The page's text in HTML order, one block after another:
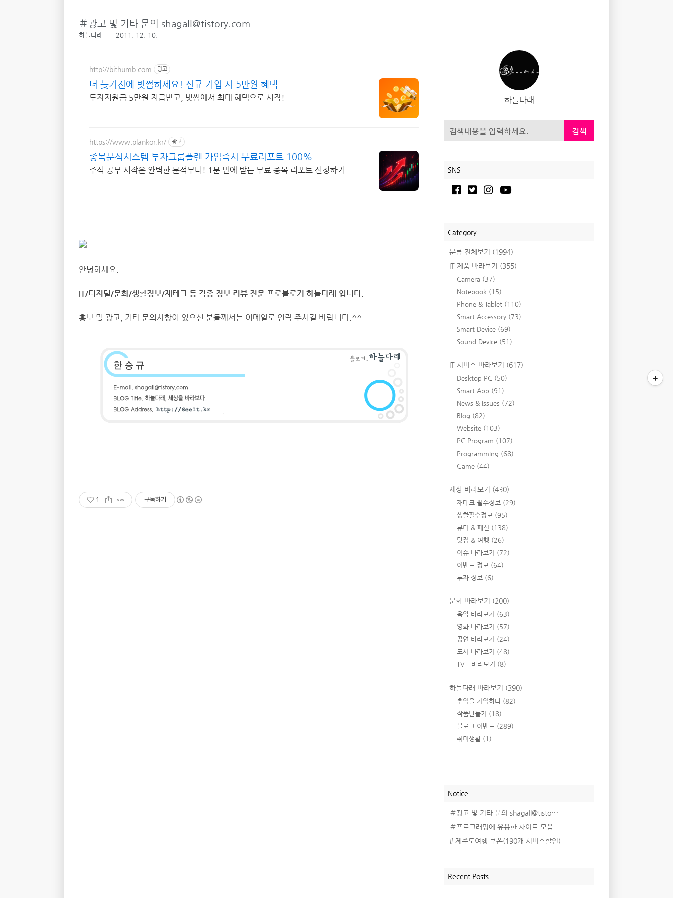
하늘다래
검색
SNS
Category
분류 전체보기 (1994)
IT 제품 바라보기 (355)
Camera (37)
Notebook (15)
Phone & Tablet (110)
Smart Accessory (73)
Smart Device (69)
Sound Device (51)
IT 서비스 바라보기 (617)
Desktop PC (50)
Smart App (91)
News & Issues (72)
Blog (82)
Website (103)
PC Program (107)
Programming (68)
Game (44)
세상 바라보기 (430)
재테크 필수정보 (29)
생활필수정보 (95)
뷰티 & 패션 (138)
맛집 & 여행 (26)
이슈 바라보기 (72)
이벤트 정보 (64)
투자 정보 (6)
문화 바라보기 (200)
음악 바라보기 (63)
영화 바라보기 (57)
공연 바라보기 (24)
도서 바라보기 (48)
TV 바라보기 (8)
하늘다래 바라보기 (390)
추억을 기억하다 (82)
작품만들기 (18)
블로그 이벤트 (289)
취미생활 (1)
Notice
＃광고 및 기타 문의 shagall@tisto⋯
＃프로그래밍에 유용한 사이트 모음
# 제주도여행 쿠폰(190개 서비스할인)
Recent Posts
＃광고 및 기타 문의 shagall@tistory.com
하늘다래 2011. 12. 10.
http://bithumb.com 광고
더 늦기전에 빗썸하세요! 신규 가입 시 5만원 혜택
투자지원금 5만원 지급받고, 빗썸에서 최대 혜택으로 시작!
https://www.plankor.kr/ 광고
종목분석시스템 투자그룹플랜 가입즉시 무료리포트 100%
주식 공부 시작은 완벽한 분석부터! 1분 만에 받는 무료 종목 리포트 신청하기
안녕하세요.
IT/디지털/문화/생활정보/재테크 등 각종 정보 리뷰 전문 프로블로거 하늘다래 입니다.
홍보 및 광고, 기타 문의사항이 있으신 분들께서는 이메일로 연락 주시길 바랍니다.^^
1 구독하기